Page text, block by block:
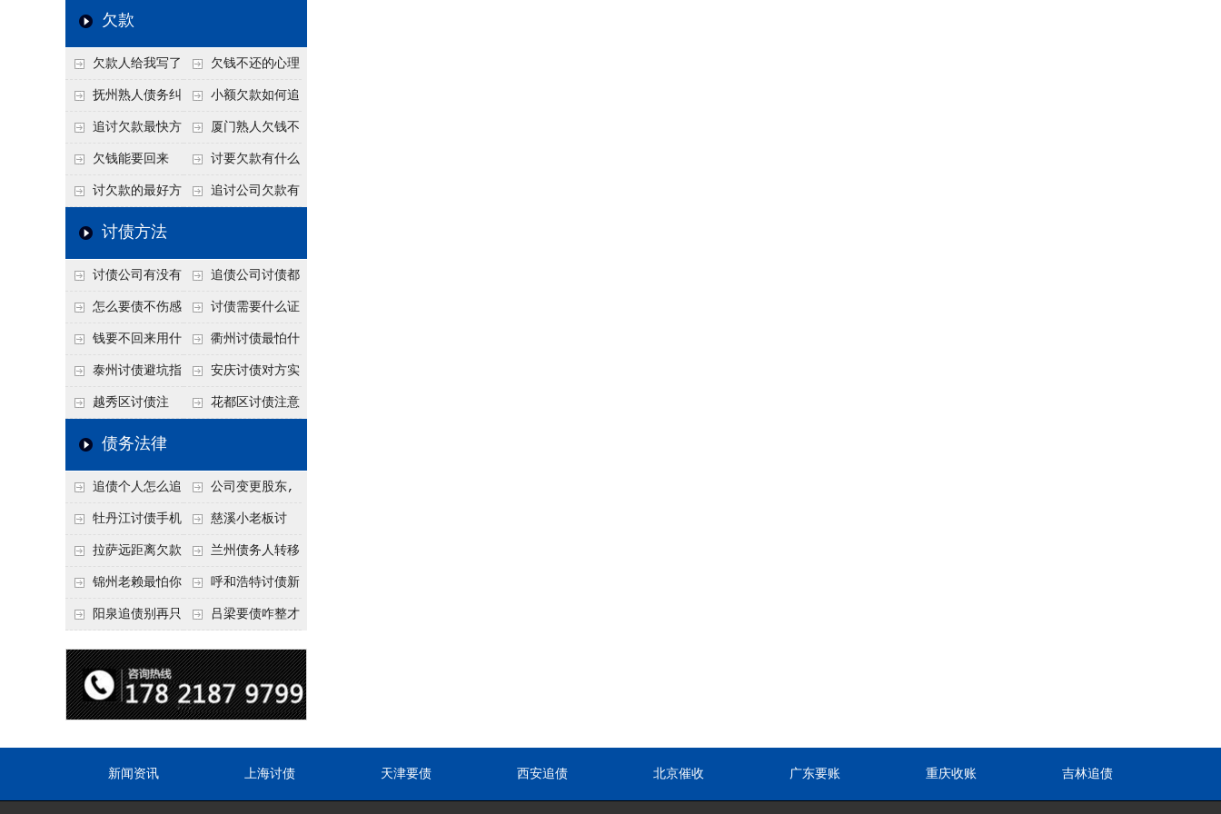
个“诉前调解”成功率
老板借钱不还？2026
施压，立马主动结清 死账变活
欠款
欠款人给我写了
还款计划书有用吗？
书面承诺的法律效力
欠钱不还的心理
是什么？读懂欠款人
的心态催收事半功倍
抚州熟人债务纠
纷咋办？这一招好开
口
小额欠款如何追
讨
追讨欠款最快方
法是什么？
厦门熟人欠钱不
还？2026年合法秘
籍！
欠钱能要回来
吗？
讨要欠款有什么
好办法
讨欠款的最好方 追讨公司欠款有
讨债方法
讨债公司有没有
行业协会？正规机构
的行业自律和认证
追债公司讨债都
有哪些手段
怎么要债不伤感
情？
讨债需要什么证
据
钱要不回来用什
么方法要回来
衢州讨债最怕什
么？2026年这两个关
键细节，做错就很难
泰州讨债避坑指
南：2026年这2个细
节不注意，钱很难要
安庆讨债对方实
在没钱咋办？
越秀区讨债注
意！没有借条只有微
把钱要回来
花都区讨债注意
节点”催收最有效
债务法律
追债个人怎么追
回呢？2026年最新绝
招选择！
公司变更股东,
变更前的债权债务谁
承担
牡丹江讨债手机
搞定：2026年线上立
案追债全流程，足不
出户
慈溪小老板讨
债，2026年这2个本
地行业协会出面，比
法院传票快
拉萨远距离欠款
对方在牧区联系不
上，2026年委托当地
兰州债务人转移
财产后申请破产，20
26年破产程序里还能
锦州老赖最怕你
懂这1条，2026
罪”详解，能判刑
呼和浩特讨债新
招：2026年用“律师
成本低见效快
阳泉追债别再只
类隐形财产（公积
金、保单）也能执行
吕梁要债咋整才
调解渠道，比找公司
强
新闻资讯 上海讨债 天津要债 西安追债 北京催收 广东要账 重庆收账 吉林追债